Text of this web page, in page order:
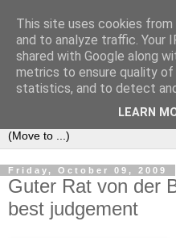
e-comm
Blog zum österreichischen
elektronischen
Friday, October 09, 2009
Guter Rat von der
best judgement
This site uses cookies
and to analyze traffic. Your
shared with Google along
metrics to ensure quality of
statistics, and to detect
LEARN